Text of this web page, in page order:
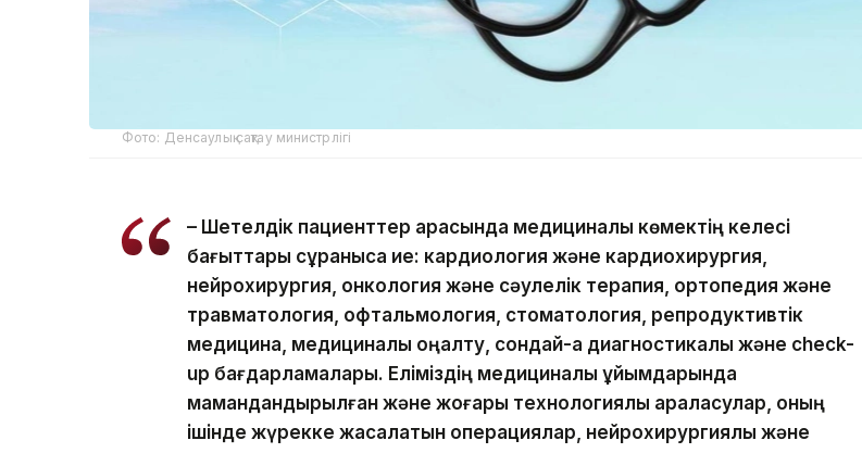
Фото: Денсаулық сақтау министрлігі
– Шетелдік пациенттер арасында медициналық көмектің келесі
бағыттары сұранысқа ие: кардиология және кардиохирургия,
нейрохирургия, онкология және сәулелік терапия, ортопедия және
травматология, офтальмология, стоматология, репродуктивтік
медицина, медициналық оңалту, сондай-ақ диагностикалық және check-
up бағдарламалары. Еліміздің медициналық ұйымдарында
мамандандырылған және жоғары технологиялық араласулар, оның
ішінде жүрекке жасалатын операциялар, нейрохирургиялық және